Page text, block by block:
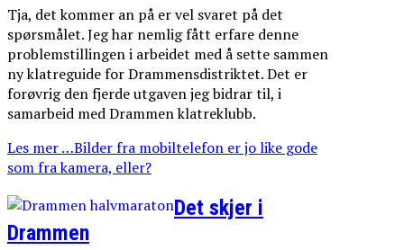
Tja, det kommer an på er vel svaret på det
spørsmålet. Jeg har nemlig fått erfare denne
problemstillingen i arbeidet med å sette sammen
ny klatreguide for Drammensdistriktet. Det er
forøvrig den fjerde utgaven jeg bidrar til, i
samarbeid med Drammen klatreklubb.
Les mer …Bilder fra mobiltelefon er jo like gode
som fra kamera, eller?
Det skjer i
Drammen